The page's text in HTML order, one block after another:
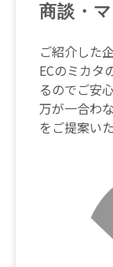
商談・
ご紹介した
ECのミカタ
るのでご安
万が一合わ
をご提案い